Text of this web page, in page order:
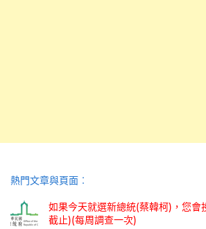
熱門文章與頁面︰
如果今天就選新總統(蔡韓柯)，您會
截止)(每周調查一次)